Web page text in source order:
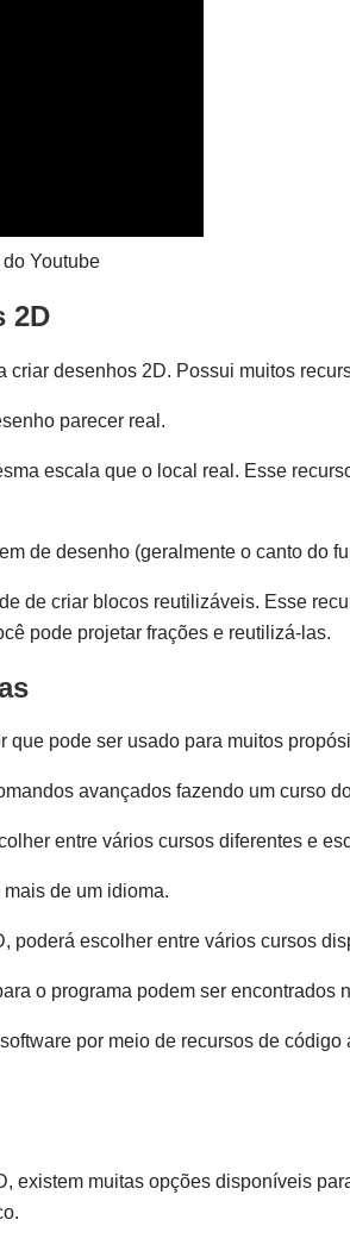
Youtube
2D
desenhos 2D. Possui muitos
parecer real.
escala que o local real. Esse
de desenho (geralmente o canto do
de criar blocos reutilizáveis. Esse
pode projetar frações e reutilizá-las.
pode ser usado para muitos
avançados fazendo um curso
entre vários cursos diferentes e
de um idioma.
poderá escolher entre vários cursos
o programa podem ser encontrados
por meio de recursos de
existem muitas opções disponíveis